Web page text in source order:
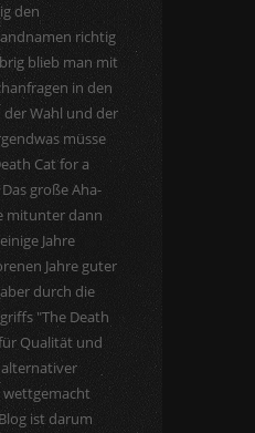
den
richtig
blieb man mit
in den
der Wahl und der
müsse
Cat for a
große Aha-
mitunter dann
Jahre
Jahre guter
durch die
"The Death
Qualität und
wettgemacht
ist darum